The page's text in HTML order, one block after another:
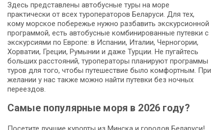
Здесь представлены автобусные туры на море
практически от всех туроператоров Беларуси. Для тех,
кому морское побережье нужно разбавить экскурсионной
программой, есть автобусные комбинированные путевки с
экскурсиями по Европе: в Испании, Италии, Черногории,
Хорватии, Греции, Румынии и даже Турции. Не пугайтесь
больших расстояний, туроператоры планируют программы
туров для того, чтобы путешествие было комфортным. При
желании у нас также можно найти путевки без ночных
переездов.
Самые популярные моря в 2026 году?